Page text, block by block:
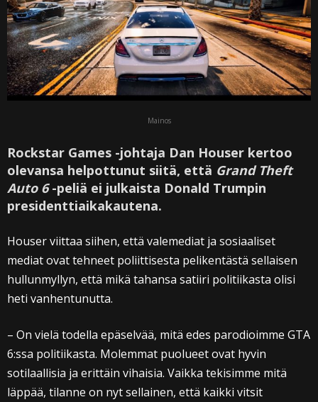
Mainos
Rockstar Games -johtaja Dan Houser kertoo
olevansa helpottunut siitä, että Grand Theft
Auto 6-peliä ei julkaista Donald Trumpin
presidenttiaikakautena.
Houser viittaa siihen, että valemediat ja sosiaaliset
mediat ovat tehneet poliittisesta pelikentästä sellaisen
hullunmyllyn, että mikä tahansa satiiri politiikasta olisi
heti vanhentunutta.
– On vielä todella epäselvää, mitä edes parodioimme GTA
6:ssa politiikasta. Molemmat puolueet ovat hyvin
sotilaallisia ja erittäin vihaisia. Vaikka tekisimme mitä
läppää, tilanne on nyt sellainen, että kaikki vitsit